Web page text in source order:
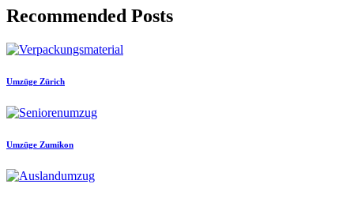
Recommended Posts
Umzüge Zürich
Umzüge Zumikon